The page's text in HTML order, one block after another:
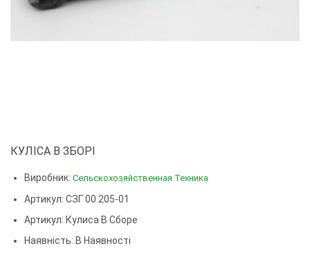
КУЛІСА В ЗБОРІ
Виробник: Сельскохозяйственная Техника
Артикул: СЗГ 00.205-01
Артикул: Кулиса В Сборе
Наявність: В Наявності